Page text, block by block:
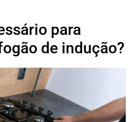
para
de indução?